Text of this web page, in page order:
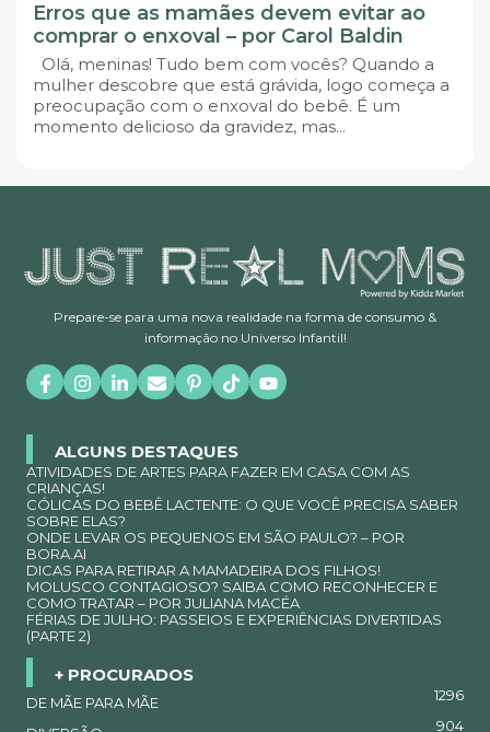
Erros que as mamães devem evitar ao
comprar o enxoval – por Carol Baldin
Olá, meninas! Tudo bem com vocês? Quando a
mulher descobre que está grávida, logo começa a
preocupação com o enxoval do bebê. É um
momento delicioso da gravidez, mas...
Prepare-se para uma nova realidade na forma de consumo &
informação no Universo Infantil!
ALGUNS DESTAQUES
ATIVIDADES DE ARTES PARA FAZER EM CASA COM AS
CRIANÇAS!
CÓLICAS DO BEBÊ LACTENTE: O QUE VOCÊ PRECISA SABER
SOBRE ELAS?
ONDE LEVAR OS PEQUENOS EM SÃO PAULO? – POR
BORA.AI
DICAS PARA RETIRAR A MAMADEIRA DOS FILHOS!
MOLUSCO CONTAGIOSO? SAIBA COMO RECONHECER E
COMO TRATAR – POR JULIANA MACÉA
FÉRIAS DE JULHO: PASSEIOS E EXPERIÊNCIAS DIVERTIDAS
(PARTE 2)
+ PROCURADOS
DE MÃE PARA MÃE 1296
904